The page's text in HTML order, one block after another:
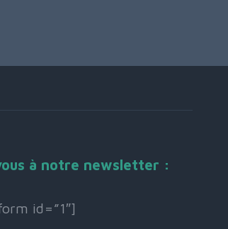
à notre newsletter :
id=”1″]